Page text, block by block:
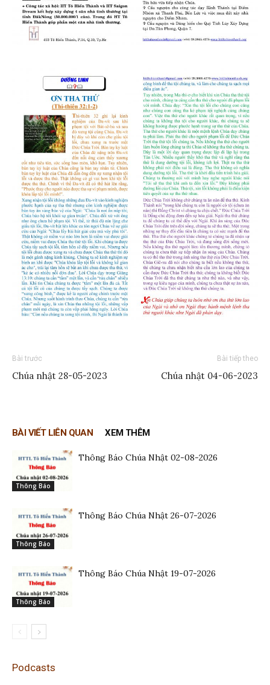
Bài trước
Chúa nhật 28-05-2023
Bài tiếp theo
Chúa nhật 04-06-2023
BÀI VIẾT LIÊN QUAN XEM THÊM
Thông Báo
Thông Báo Chúa Nhật 02-08-2026
Thông Báo
Thông Báo Chúa Nhật 26-07-2026
Thông Báo
Thông Báo Chúa Nhật 19-07-2026
Podcasts